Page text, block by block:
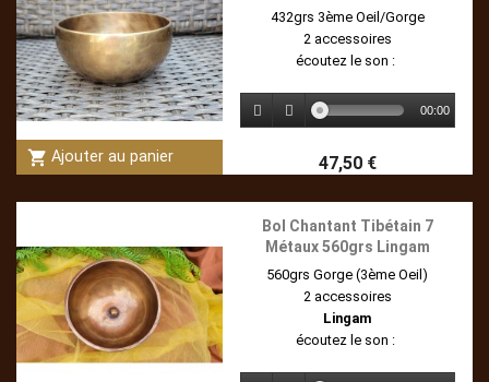
shopping_cart Ajouter au panier
432grs 3ème Oeil/Gorge
2 accessoires
écoutez le son :
00:00
47,50 €
Bol Chantant Tibétain 7
Métaux 560grs Lingam
560grs Gorge (3ème Oeil)
2 accessoires
Lingam
écoutez le son :